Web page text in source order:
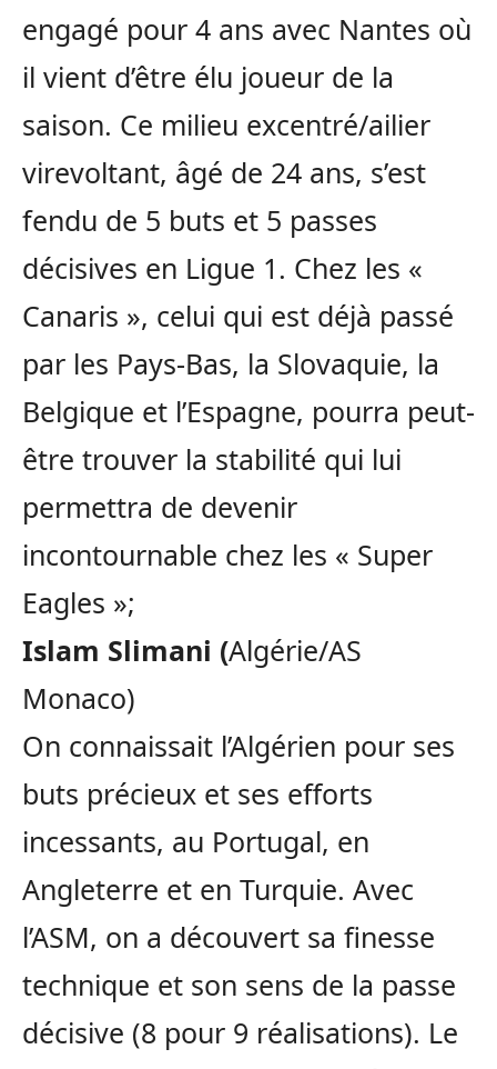
engagé pour 4 ans avec Nantes où
il vient d’être élu joueur de la
saison. Ce milieu excentré/ailier
virevoltant, âgé de 24 ans, s’est
fendu de 5 buts et 5 passes
décisives en Ligue 1. Chez les «
Canaris », celui qui est déjà passé
par les Pays-Bas, la Slovaquie, la
Belgique et l’Espagne, pourra peut-
être trouver la stabilité qui lui
permettra de devenir
incontournable chez les « Super
Eagles »;
Islam Slimani (Algérie/AS
Monaco)
On connaissait l’Algérien pour ses
buts précieux et ses efforts
incessants, au Portugal, en
Angleterre et en Turquie. Avec
l’ASM, on a découvert sa finesse
technique et son sens de la passe
décisive (8 pour 9 réalisations). Le